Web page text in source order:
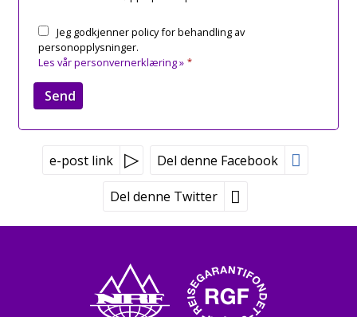
Jeg godkjenner policy for behandling av
personopplysninger.
Les vår personvernerklæring » *
e-post link Del denne Facebook
Del denne Twitter
Peer Gynt Tours
Tvetenveien 170
0671 Oslo